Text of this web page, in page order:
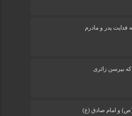
فدایت پدر و مادرم
بپرسن زائری
(ص) و امام صادق (ع)